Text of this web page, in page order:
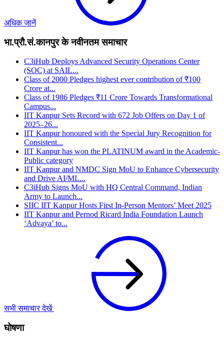
अधिक जानें
भा.प्रौ.सं.कानपुर के नवीनतम समाचार
C3iHub Deploys Advanced Security Operations Center
(SOC) at SAIL...
Class of 2000 Pledges highest ever contribution of ₹100
Crore at...
Class of 1986 Pledges ₹11 Crore Towards Transformational
Campus...
IIT Kanpur Sets Record with 672 Job Offers on Day 1 of
2025–26...
IIT Kanpur honoured with the Special Jury Recognition for
Consistent...
IIT Kanpur has won the PLATINUM award in the Academic-
Public category
IIT Kanpur and NMDC Sign MoU to Enhance Cybersecurity
and Drive AI/ML...
C3iHub Signs MoU with HQ Central Command, Indian
Army to Launch...
SIIC IIT Kanpur Hosts First In-Person Mentors’ Meet 2025
IIT Kanpur and Pernod Ricard India Foundation Launch
‘Advaya’ to...
सभी समाचार देखें
घोषणा